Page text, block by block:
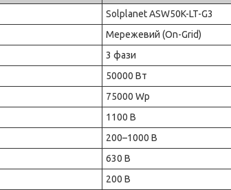
Solplanet ASW50K-LT-G3
Мережевий (On-Grid)
3 фази
50000 Вт
75000 Wp
1100 В
200–1000 В
630 В
200 В